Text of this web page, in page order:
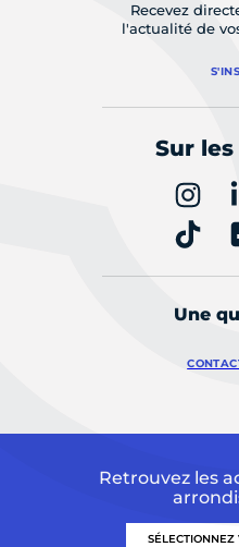
Recevez
l'actualité de
Sur
Une
Retrouvez les